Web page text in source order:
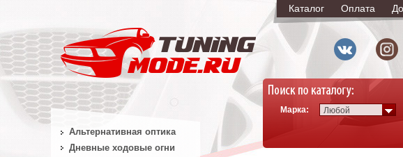
Каталог Оплата
Марка: Любой
Альтернативная оптика
Дневные ходовые огни